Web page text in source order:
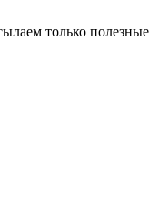
только полезные